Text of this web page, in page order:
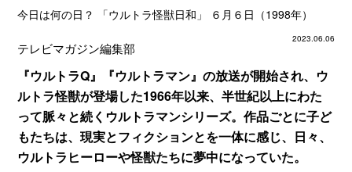
今日は何の日？ 「ウルトラ怪獣日和」 ６月６日（1998年）
2023.06.06
テレビマガジン編集部
『ウルトラQ』『ウルトラマン』の放送が開始され、ウ
ルトラ怪獣が登場した1966年以来、半世紀以上にわた
って脈々と続くウルトラマンシリーズ。作品ごとに子ど
もたちは、現実とフィクションとを一体に感じ、日々、
ウルトラヒーローや怪獣たちに夢中になっていた。